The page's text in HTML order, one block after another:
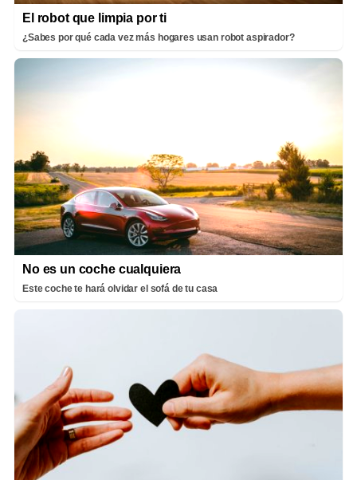
El robot que limpia por ti
¿Sabes por qué cada vez más hogares usan robot aspirador?
No es un coche cualquiera
Este coche te hará olvidar el sofá de tu casa